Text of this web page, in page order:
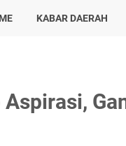
KABAR DAERAH